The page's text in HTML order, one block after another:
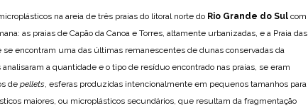
na areia de três praias do litoral norte do Rio Grande do Sul com
as praias de Capão da Canoa e Torres, altamente urbanizadas, e a Praia das
se encontram uma das últimas remanescentes de dunas conservadas da
a quantidade e o tipo de resíduo encontrado nas praias, se eram
de pellets, esferas produzidas intencionalmente em pequenos tamanhos para
maiores, ou microplásticos secundários, que resultam da fragmentação